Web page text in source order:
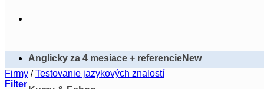
Anglicky za 4 mesiace + referencie
Firmy / Testovanie jazykových znalostí
Filter